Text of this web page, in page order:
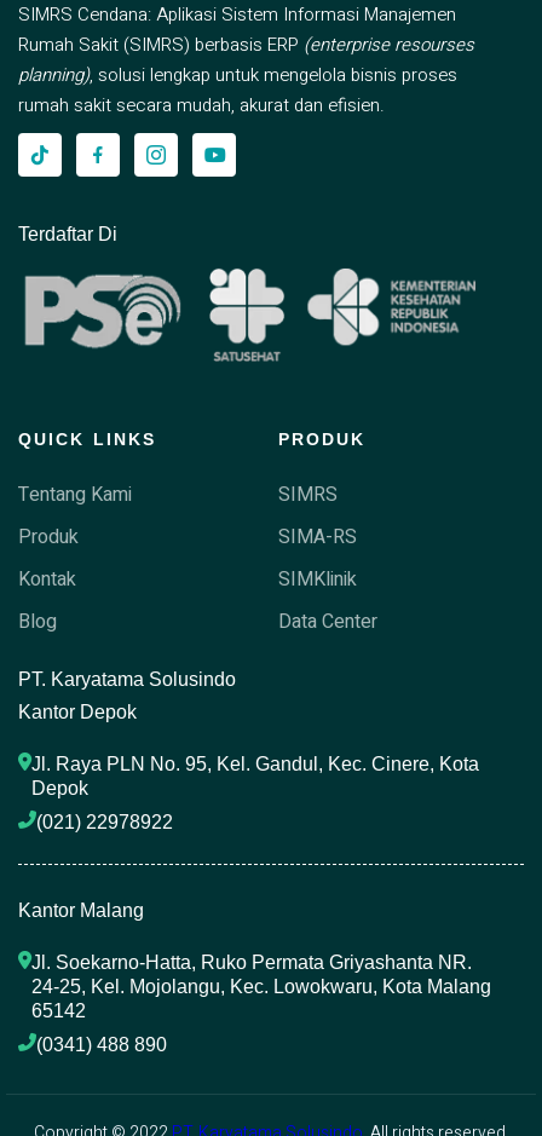
SIMRS Cendana: Aplikasi Sistem Informasi Manajemen
Rumah Sakit (SIMRS) berbasis ERP (enterprise resourses
planning), solusi lengkap untuk mengelola bisnis proses
rumah sakit secara mudah, akurat dan efisien.
Terdaftar Di
QUICK LINKS
Tentang Kami
Produk
Kontak
Blog
PRODUK
SIMRS
SIMA-RS
SIMKlinik
Data Center
PT. Karyatama Solusindo
Kantor Depok
Jl. Raya PLN No. 95, Kel. Gandul, Kec. Cinere, Kota
Depok
(021) 22978922
Kantor Malang
Jl. Soekarno-Hatta, Ruko Permata Griyashanta NR.
24-25, Kel. Mojolangu, Kec. Lowokwaru, Kota Malang
65142
(0341) 488 890